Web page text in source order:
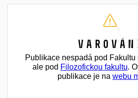
Publikace nespadá pod
ale pod Filozofickou fakultu.
publikace je na webu